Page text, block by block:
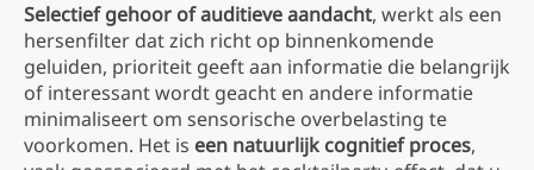
Selectief gehoor of auditieve aandacht, werkt als een
hersenfilter dat zich richt op binnenkomende
geluiden, prioriteit geeft aan informatie die belangrijk
of interessant wordt geacht en andere informatie
minimaliseert om sensorische overbelasting te
voorkomen. Het is een natuurlijk cognitief proces,